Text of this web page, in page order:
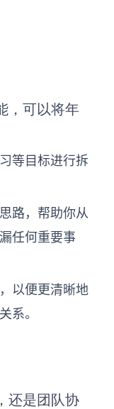
，可以将年
等目标进行拆
路，帮助你从
任何重要事
以便更清晰地
系。
还是团队协